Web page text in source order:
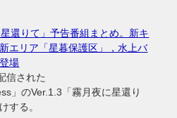
還りて」予告番組まとめ。新キ
エリア「星暮保護区」，水上バ
場
信された
」のVer.1.3「霧月夜に星還り
する。